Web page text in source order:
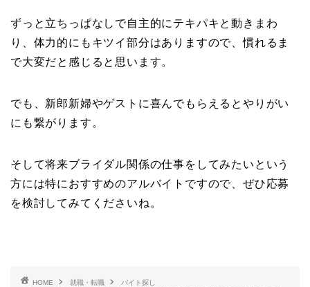
ずっと立ちっぱなしで自主的にテキパキと動きまわ
り、体力的にもキツイ部分はありますので、慣れるま
で大変だと感じると思います。
でも、新郎新婦やゲストに喜んでもらえるとやりがい
にも繋がります。
そして将来ブライダル関係の仕事をしてみたいという
方には特におすすめのアルバイトですので、ぜひ応募
を検討してみてくださいね。
HOME 就職・転職
バイト探し